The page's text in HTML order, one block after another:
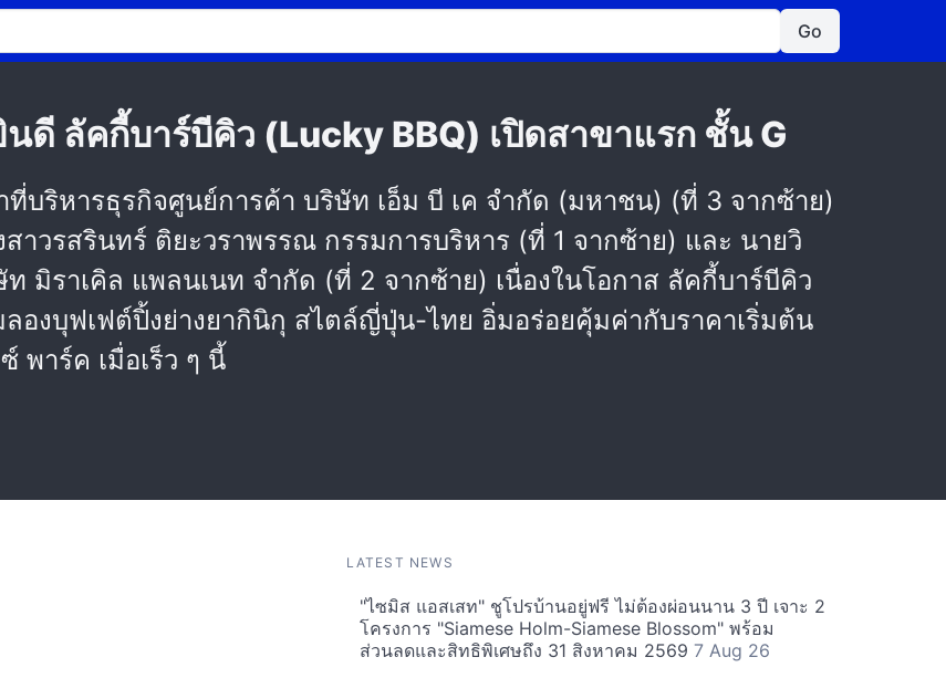
Go
ดี ลัคกี้บาร์บีคิว (Lucky BBQ) เปิดสาขาแรก ชั้น G
บริหารธุรกิจศูนย์การค้า บริษัท เอ็ม บี เค จำกัด (มหาชน) (ที่ 3 จากซ้าย)
วรสรินทร์ ติยะวราพรรณ กรรมการบริหาร (ที่ 1 จากซ้าย) และ นายวิ
ราเคิล แพลนเนท จำกัด (ที่ 2 จากซ้าย) เนื่องในโอกาส ลัคกี้บาร์บีคิว
องบุฟเฟต์ปิ้งย่างยากินิกุ สไตล์ญี่ปุ่น-ไทย อิ่มอร่อยคุ้มค่ากับราคาเริ่มต้น
พาร์ค เมื่อเร็ว ๆ นี้
LATEST NEWS
"ไซมิส แอสเสท" ชูโปรบ้านอยู่ฟรี ไม่ต้องผ่อนนาน 3 ปี เจาะ 2
โครงการ "Siamese Holm-Siamese Blossom" พร้อม
ส่วนลดและสิทธิพิเศษถึง 31 สิงหาคม 2569 7 Aug 26